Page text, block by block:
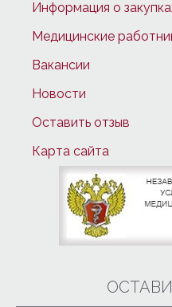
Информация о
Медицинские
Вакансии
Новости
Оставить отзыв
Карта сайта